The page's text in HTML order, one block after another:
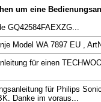
um eine
GQ42584FAEXZG...
Model WA 7897 EU ,
für einen
für Philips
Danke im voraus...